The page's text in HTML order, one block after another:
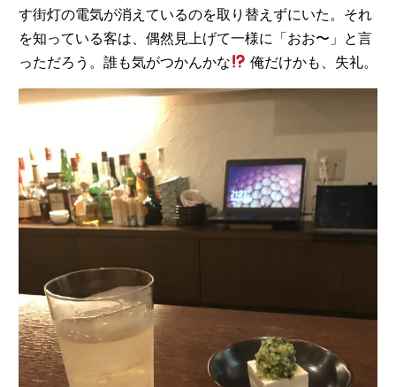
す街灯の電気が消えているのを取り替えずにいた。それ
を知っている客は、偶然見上げて一様に「おお〜」と言
っただろう。誰も気がつかんかな
俺だけかも、失礼。